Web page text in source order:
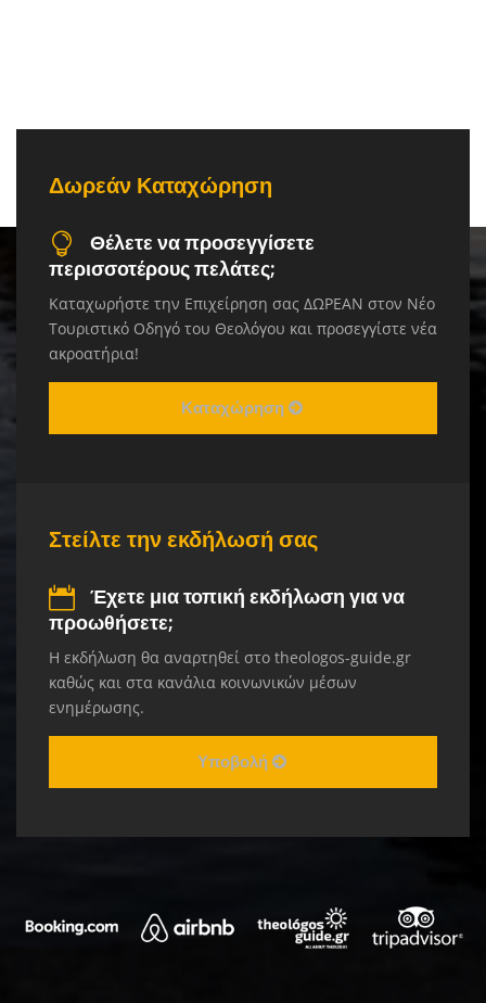
Δωρεάν Καταχώρηση
Θέλετε να προσεγγίσετε
περισσοτέρους πελάτες;
Καταχωρήστε την Επιχείρηση σας ΔΩΡΕΑΝ στον Νέο
Τουριστικό Οδηγό του Θεολόγου και προσεγγίστε νέα
ακροατήρια!
Καταχώρηση
Στείλτε την εκδήλωσή σας
Έχετε μια τοπική εκδήλωση για να
προωθήσετε;
Η εκδήλωση θα αναρτηθεί στο theologos-guide.gr
καθώς και στα κανάλια κοινωνικών μέσων
ενημέρωσης.
Υποβολή